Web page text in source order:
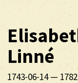
Linné
1743-06-14—